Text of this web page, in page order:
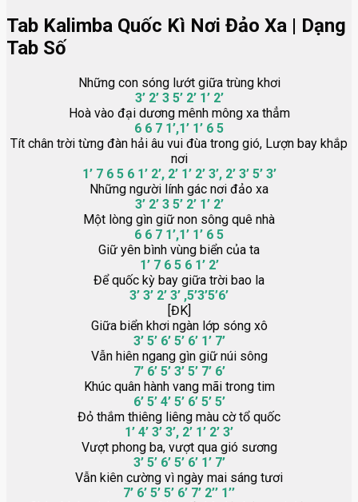
Tab Kalimba Quốc Kì Nơi Đảo Xa | Dạng
Tab Số
Những con sóng lướt giữa trùng khơi
3’ 2’ 3 5’ 2’ 1’ 2’
Hoà vào đại dương mênh mông xa thẳm
6 6 7 1’,1’ 1’ 6 5
Tít chân trời từng đàn hải âu vui đùa trong gió, Lượn bay khắp
nơi
1’ 7 6 5 6 1’ 2’, 2’ 1’ 2’ 3’, 2’ 3’ 5’ 3’
Những người lính gác nơi đảo xa
3’ 2’ 3 5’ 2’ 1’ 2’
Một lòng gìn giữ non sông quê nhà
6 6 7 1’,1’ 1’ 6 5
Giữ yên bình vùng biển của ta
1’ 7 6 5 6 1’ 2’
Để quốc kỳ bay giữa trời bao la
3’ 3’ 2’ 3’ ,5’3’5’6’
[ĐK]
Giữa biển khơi ngàn lớp sóng xô
3’ 5’ 6’ 5’ 6’ 1’ 7’
Vẫn hiên ngang gìn giữ núi sông
7’ 6’ 5’ 3’ 5’ 7’ 6’
Khúc quân hành vang mãi trong tim
6’ 5’ 4’ 5’ 6’ 5’ 5’
Đỏ thắm thiêng liêng màu cờ tổ quốc
1’ 4’ 3’ 3’, 2’ 1’ 2’ 3’
Vượt phong ba, vượt qua gió sương
3’ 5’ 6’ 5’ 6’ 1’ 7’
Vẫn kiên cường vì ngày mai sáng tươi
7’ 6’ 5’ 5’ 6’ 7’ 2’’ 1’’